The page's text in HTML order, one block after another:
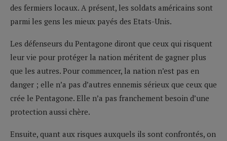
des fermiers locaux. A présent, les soldats américains sont
parmi les gens les mieux payés des Etats-Unis.
Les défenseurs du Pentagone diront que ceux qui risquent
leur vie pour protéger la nation méritent de gagner plus
que les autres. Pour commencer, la nation n’est pas en
danger ; elle n’a pas d’autres ennemis sérieux que ceux que
crée le Pentagone. Elle n’a pas franchement besoin d’une
protection aussi chère.
Ensuite, quant aux risques auxquels ils sont confrontés, on